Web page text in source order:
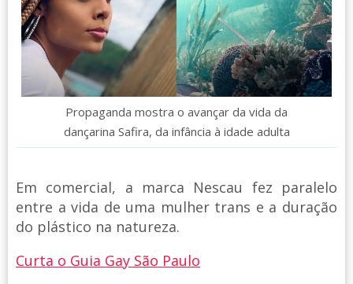
Propaganda mostra o avançar da vida da
dançarina Safira, da infância à idade adulta
Em comercial, a marca Nescau fez paralelo
entre a vida de uma mulher trans e a duração
do plástico na natureza.
Curta o Guia Gay São Paulo